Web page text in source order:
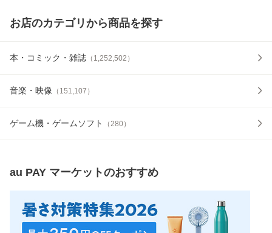
お店のカテゴリから商品を探す
本・コミック・雑誌 （ 1,252,502 ）
音楽・映像 （ 151,107 ）
ゲーム機・ゲームソフト （280）
au PAY マーケットのおすすめ